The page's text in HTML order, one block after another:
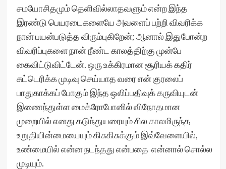
சமயோசிதமும் தெளிவில்லாதவளும் என்ற இந்த
இரண்டு பெயரடைகளையே அவளைப் பற்றி விவரிக்க
நான் பயன்படுத்த விரும்புகிறேன்; ஆனால் இதுபோன்ற
விவரிப்புகளை நான் நீண்ட காலத்திற்கு முன்பே
கைவிட்டுவிட்டேன். ஒரு உக்கிரமான சூரியக் கதிர்
சுட்டெரிக்க முடிவு செய்யாத வரை என் குரலைப்
பாதுகாக்கப் போகும் இந்த ஒலிப்பதிவுக் கருவியுடன்
இணைந்துள்ள மைக்ரோபோனில் விநோதமான
முறையில் எனது கடுந்துயரையும் சில காலமிருந்த
உறுதியின்மையையும் கிசுகிசுக்கும் இவ்வேளையில்,
உண்மையில் என்ன நடந்தது என்பதை என்னால் சொல்ல
முடியும்.